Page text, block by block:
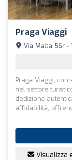
Praga Viaggi
Via Malta 56r -
Praga Viaggi, con
nel settore
dedizione
affidabilità,
Visualizza